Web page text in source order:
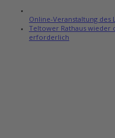
Online-Veranstaltung des
Teltower Rathaus
erforderlich